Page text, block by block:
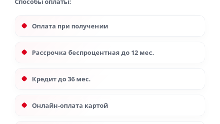
Оплата при получении
Рассрочка беспроцентная до 12 мес.
Кредит до 36 мес.
Онлайн-оплата картой